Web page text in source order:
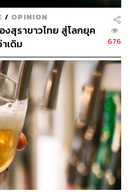
/ OPINION
งสุราขาวไทย สู่โลกยุค
เดิม
676